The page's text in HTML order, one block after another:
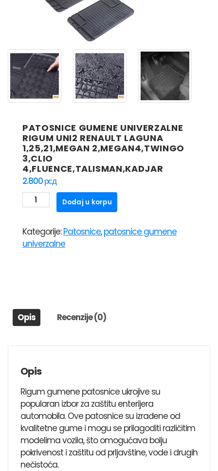
PATOSNICE GUMENE UNIVERZALNE
RIGUM UNI2 RENAULT LAGUNA
1,25,21,MEGAN 2,MEGAN4,TWINGO
3,CLIO
4,FLUENCE,TALISMAN,KADJAR
2.800рсд
PATOSNICE
GUMENE
RIGUM
UNI2
3,CLIO
4,FLUENCE,TALISMAN,KADJAR
Dodaj u korpu
Kategorije:Patosnice,patosnice gumene
univerzalne
Opis Recenzije (0)
Opis
Rigum gumene patosnice ukrojive su
popularan izbor za zaštitu enterijera
automobila. Ove patosnice su izrađene od
kvalitetne gume i mogu se prilagoditi različitim
modelima vozila, što omogućava bolju
pokrivenost i zaštitu od prljavštine, vode i drugih
nečistoća.